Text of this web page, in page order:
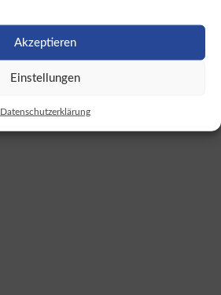
Akzeptieren
Einstellungen
Datenschutzerklärung